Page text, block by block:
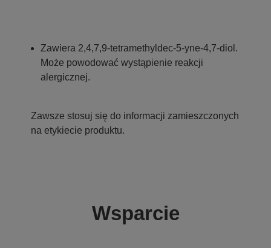
Zawiera 2,4,7,9-tetramethyldec-5-yne-4,7-diol.
Może powodować wystąpienie reakcji
alergicznej.
Zawsze stosuj się do informacji zamieszczonych
na etykiecie produktu.
Wsparcie